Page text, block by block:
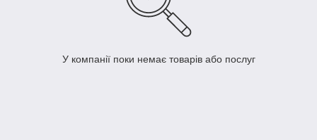
У компанії поки немає товарів або послуг